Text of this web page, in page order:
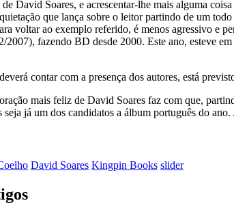
David Soares, e acrescentar-lhe mais alguma
que lança sobre o leitor partindo de um
voltar ao exemplo referido, é menos agressivo e
2007), fazendo BD desde 2000. Este ano, esteve
contar com a presença dos autores, está
mais feliz de David Soares faz com que,
seja já um dos candidatos a álbum português do
David Soares Kingpin Books slider